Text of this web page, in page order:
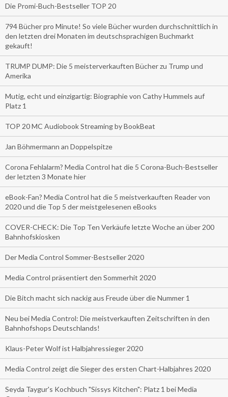
Die Promi-Buch-Bestseller TOP 20
794 Bücher pro Minute! So viele Bücher wurden durchschnittlich in
den letzten drei Monaten im deutschsprachigen Buchmarkt
gekauft!
TRUMP DUMP: Die 5 meisterverkauften Bücher zu Trump und
Amerika
Mutig, echt und einzigartig: Biographie von Cathy Hummels auf
Platz 1
TOP 20 MC Audiobook Streaming by BookBeat
Jan Böhmermann an Doppelspitze
Corona Fehlalarm? Media Control hat die 5 Corona-Buch-Bestseller
der letzten 3 Monate hier
eBook-Fan? Media Control hat die 5 meistverkauften Reader von
2020 und die Top 5 der meistgelesenen eBooks
COVER-CHECK: Die Top Ten Verkäufe letzte Woche an über 200
Bahnhofskiosken
Der Media Control Sommer-Bestseller 2020
Media Control präsentiert den Sommerhit 2020
Die Bitch macht sich nackig aus Freude über die Nummer 1
Neu bei Media Control: Die meistverkauften Zeitschriften in den
Bahnhofshops Deutschlands!
Klaus-Peter Wolf ist Halbjahressieger 2020
Media Control zeigt die Sieger des ersten Chart-Halbjahres 2020
Seyda Taygur's Kochbuch "Sissys Kitchen": Platz 1 bei Media